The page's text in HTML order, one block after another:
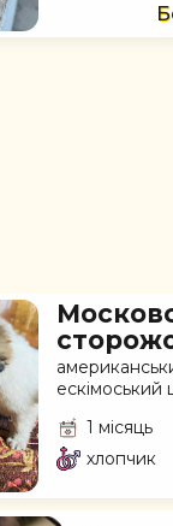
ескімоський
1 місяць
хлопчик